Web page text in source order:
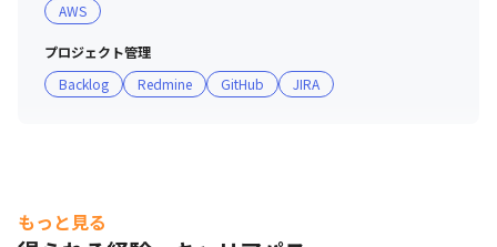
AWS
プロジェクト管理
Backlog
Redmine GitHub JIRA
もっと見る